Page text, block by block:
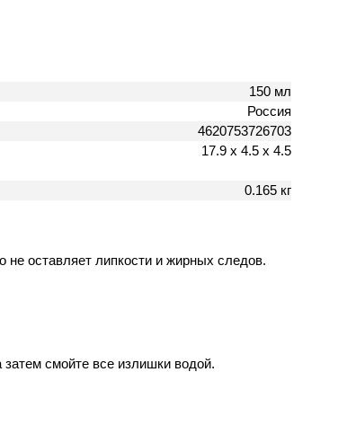
150 мл
Россия
4620753726703
17.9 х 4.5 х 4.5
0.165 кг
не оставляет липкости и жирных следов.
смойте все излишки водой.